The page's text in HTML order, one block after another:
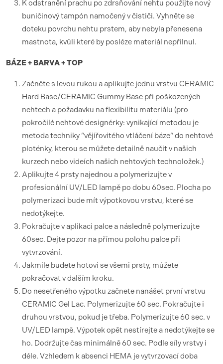
K odstranění prachu po zdrsňování nehtu použijte nový
buničinový tampón namočený v čističi. Vyhněte se
doteku povrchu nehtu prstem, aby nebyla přenesena
mastnota, kvůli které by posléze materiál nepřilnul.
BÁZE + BARVA + TOP
Začněte s levou rukou a aplikujte jednu vrstvu CERAMIC
Hard Base/CERAMIC Gummy Base při poškozených
nehtech a požadavku na flexibilitu materiálu (pro
pokročilé nehtové designérky: vynikající metodou je
metoda techniky “vějířovitého vtláčení báze“ do nehtové
ploténky, kterou se můžete detailně naučit v našich
kurzech nebo videích našich nehtových technoložek.)
Aplikujte 4 prsty najednou a polymerizujte v
profesionální UV/LED lampě po dobu 60sec. Plocha po
polymerizaci bude mít výpotkovou vrstvu, které se
nedotýkejte.
Pokračujte v aplikaci palce a následně polymerizujte
60sec. Dejte pozor na přímou polohu palce při
vytvrzování.
Jakmile budete hotovi se všemi prsty, můžete
pokračovat v dalším kroku.
Do nesetřeného výpotku začnete nanášet první vrstvu
CERAMIC Gel Lac. Polymerizujte 60 sec. Pokračujte i
druhou vrstvou, pokud je třeba. Polymerizujte 60 sec. v
UV/LED lampě. Výpotek opět nestírejte a nedotýkejte se
ho. Dodržujte čas minimálně 60 sec. Podle síly vrstvy i
déle. Vzhledem k absenci HEMA je vytvrzovací doba